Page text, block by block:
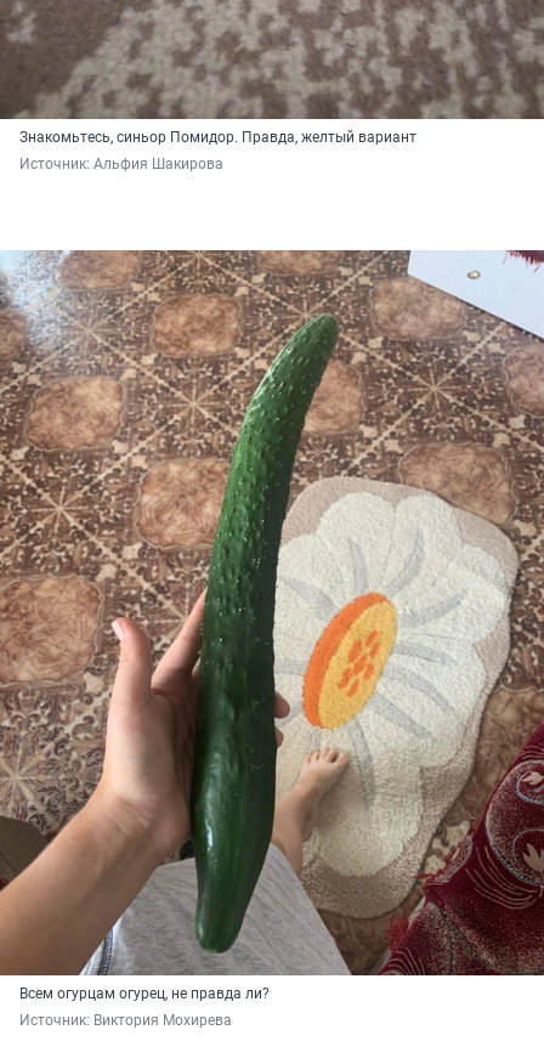
Знакомьтесь, синьор Помидор. Правда, желтый вариант
Источник: Альфия Шакирова
Всем огурцам огурец, не правда ли?
Источник: Виктория Мохирева